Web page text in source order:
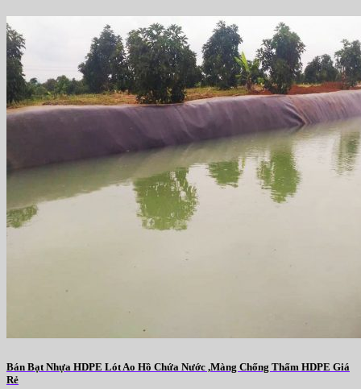
Bán Bạt Nhựa HDPE Lót Ao Hồ Chứa Nước ,Màng Chống Thấm HDPE Giá
Rẻ